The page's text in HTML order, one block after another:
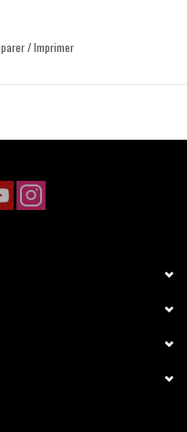
/Imprimer